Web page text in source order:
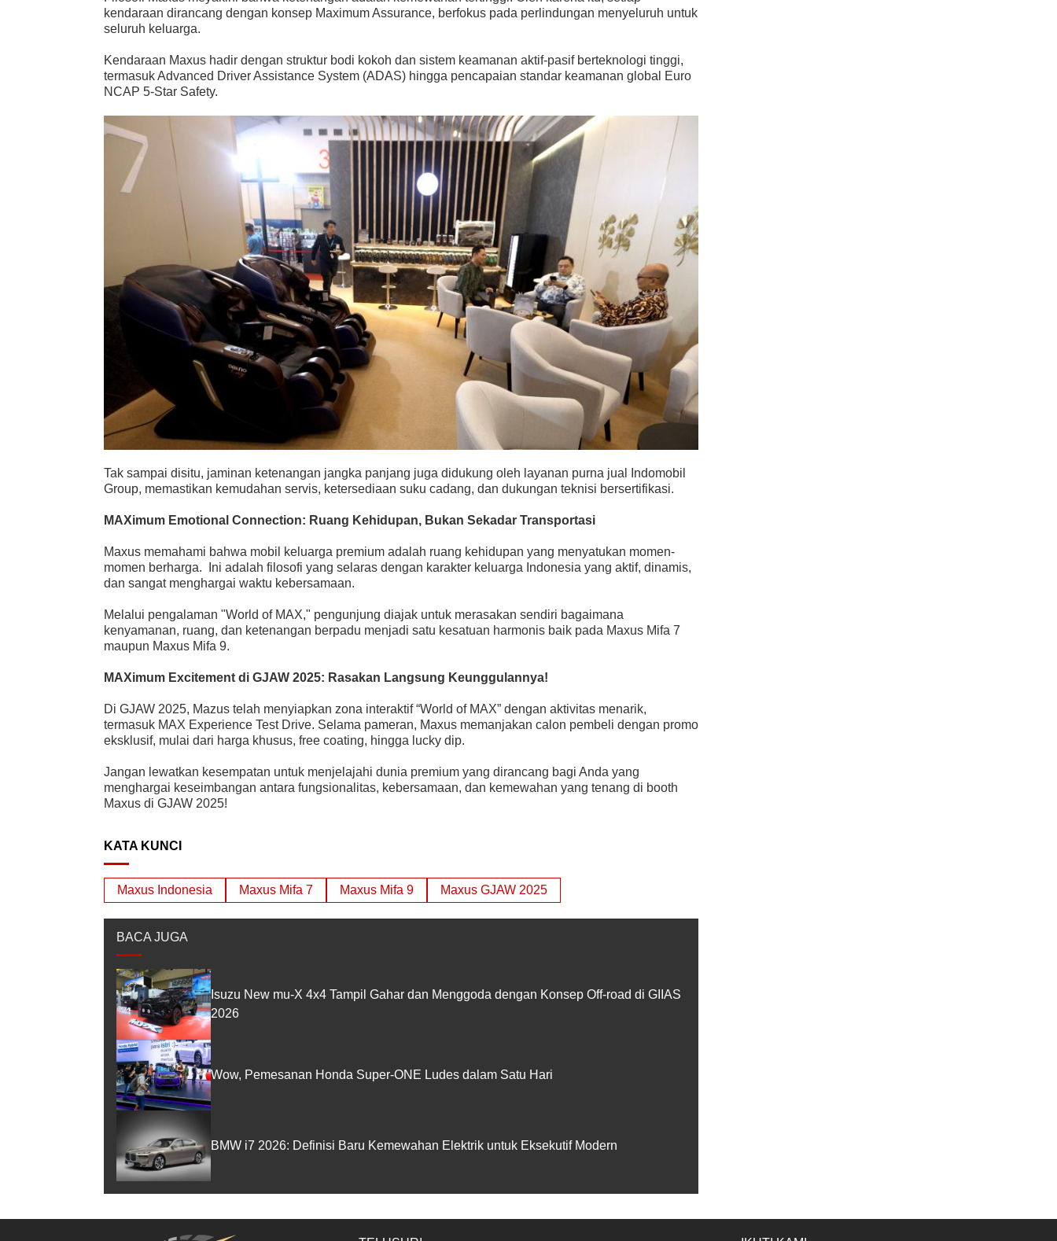
kendaraan dirancang dengan konsep Maximum Assurance, berfokus pada perlindungan menyeluruh untuk
seluruh keluarga.
Kendaraan Maxus hadir dengan struktur bodi kokoh dan sistem keamanan aktif-pasif berteknologi tinggi,
termasuk Advanced Driver Assistance System (ADAS) hingga pencapaian standar keamanan global Euro
NCAP 5-Star Safety.
Tak sampai disitu, jaminan ketenangan jangka panjang juga didukung oleh layanan purna jual Indomobil
Group, memastikan kemudahan servis, ketersediaan suku cadang, dan dukungan teknisi bersertifikasi.
MAXimum Emotional Connection: Ruang Kehidupan, Bukan Sekadar Transportasi
Maxus memahami bahwa mobil keluarga premium adalah ruang kehidupan yang menyatukan momen-
momen berharga. Ini adalah filosofi yang selaras dengan karakter keluarga Indonesia yang aktif, dinamis,
dan sangat menghargai waktu kebersamaan.
Melalui pengalaman "World of MAX," pengunjung diajak untuk merasakan sendiri bagaimana
kenyamanan, ruang, dan ketenangan berpadu menjadi satu kesatuan harmonis baik pada Maxus Mifa 7
maupun Maxus Mifa 9.
MAXimum Excitement di GJAW 2025: Rasakan Langsung Keunggulannya!
Di GJAW 2025, Mazus telah menyiapkan zona interaktif “World of MAX” dengan aktivitas menarik,
termasuk MAX Experience Test Drive. Selama pameran, Maxus memanjakan calon pembeli dengan promo
eksklusif, mulai dari harga khusus, free coating, hingga lucky dip.
Jangan lewatkan kesempatan untuk menjelajahi dunia premium yang dirancang bagi Anda yang
menghargai keseimbangan antara fungsionalitas, kebersamaan, dan kemewahan yang tenang di booth
Maxus di GJAW 2025!
KATA KUNCI
Maxus Indonesia Maxus Mifa 7 Maxus Mifa 9 Maxus GJAW 2025
BACA JUGA
Isuzu New mu-X 4x4 Tampil Gahar dan Menggoda dengan Konsep Off-road di GIIAS
2026
Wow, Pemesanan Honda Super-ONE Ludes dalam Satu Hari
BMW i7 2026: Definisi Baru Kemewahan Elektrik untuk Eksekutif Modern